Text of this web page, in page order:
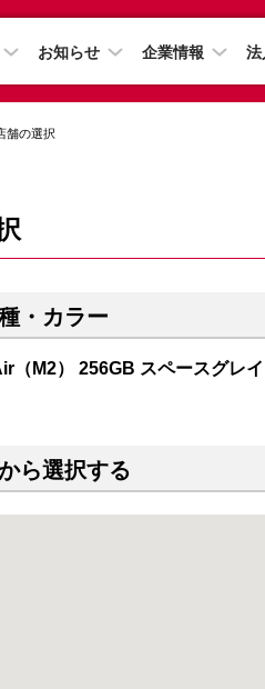
お知らせ 企業情報 法
舗の選択
・カラー
（M2） 256GB スペースグレイ
ら選択する